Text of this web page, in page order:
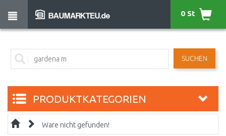
SUCHEN
0 St
PRODUKTKATEGORIEN
Ware nicht gefunden!